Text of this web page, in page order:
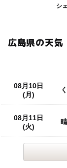
シ
広島県の天気
08月10日
(月)
08月11日
(火)